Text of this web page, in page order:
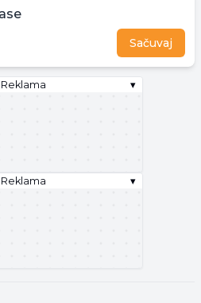
Sačuvaj
Reklama ▾
Reklama ▾